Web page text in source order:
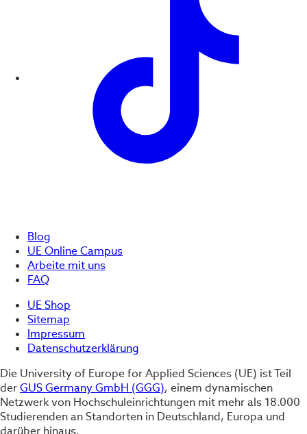
Blog
UE Online Campus
Arbeite mit uns
FAQ
UE Shop
Sitemap
Impressum
Datenschutzerklärung
Die University of Europe for Applied Sciences (UE) ist Teil
derGUS Germany GmbH (GGG), einem dynamischen
Netzwerk von Hochschuleinrichtungen mit mehr als 18.000
Studierenden an Standorten in Deutschland, Europa und
darüber hinaus.